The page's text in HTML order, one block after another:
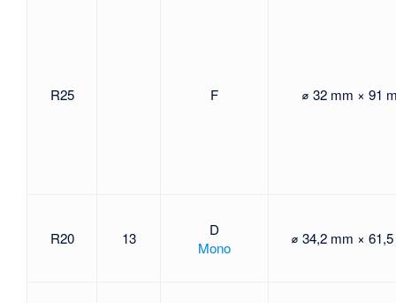
R25 F ⌀ 32 mm × 91
R20 13
D
Mono
⌀ 34,2 mm ×